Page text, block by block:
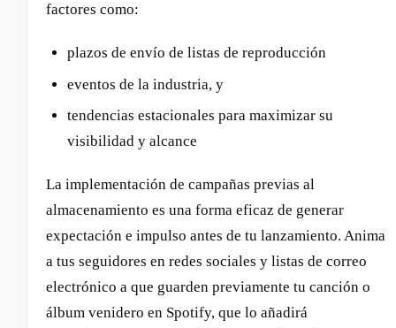
factores como:
plazos de envío de listas de reproducción
eventos de la industria, y
tendencias estacionales para maximizar su
visibilidad y alcance
La implementación de campañas previas al
almacenamiento es una forma eficaz de generar
expectación e impulso antes de tu lanzamiento. Anima
a tus seguidores en redes sociales y listas de correo
electrónico a que guarden previamente tu canción o
álbum venidero en Spotify, que lo añadirá